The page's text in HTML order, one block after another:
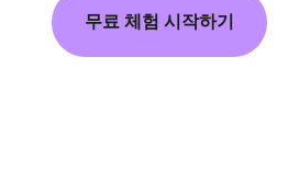
무료 체험 시작하기